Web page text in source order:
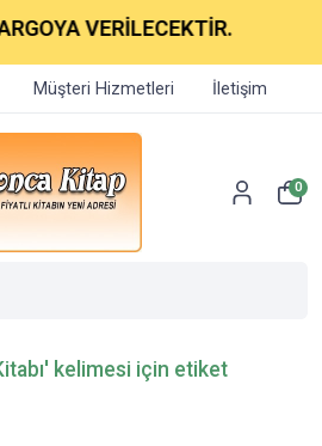
VERİLECEKTİR.
Müşteri Hizmetleri İletişim
0
kelimesi için etiket